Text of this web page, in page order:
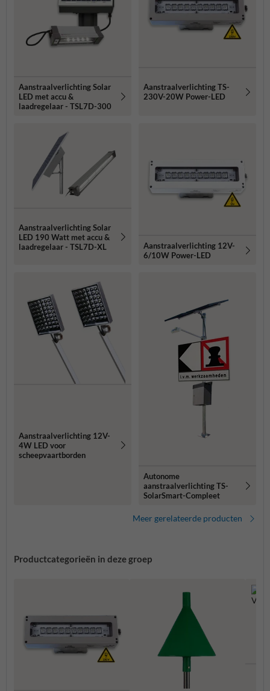
Aanstraalverlichting Solar
LED met accu &
laadregelaar - TSL7D-300
Aanstraalverlichting TS-
230V-20W Power-LED
Aanstraalverlichting Solar
LED 190 Watt met accu &
laadregelaar - TSL7D-XL
Aanstraalverlichting 12V-
6/10W Power-LED
Aanstraalverlichting 12V-
4W LED voor
scheepvaartborden
Autonome
aanstraalverlichting TS-
SolarSmart-Compleet
Meer gerelateerde producten
Productcategorieën in deze groep